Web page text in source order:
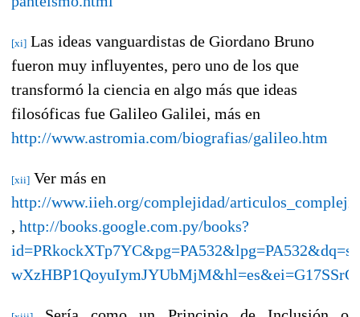
[xi] Las ideas vanguardistas de Giordano Bruno
fueron muy influyentes, pero uno de los que
transformó la ciencia en algo más que ideas
filosóficas fue Galileo Galilei, más en
http://www.astromia.com/biografias/galileo.htm
[xii] Ver más en
http://www.iieh.org/complejidad/
, http://books.google.com.py/books?